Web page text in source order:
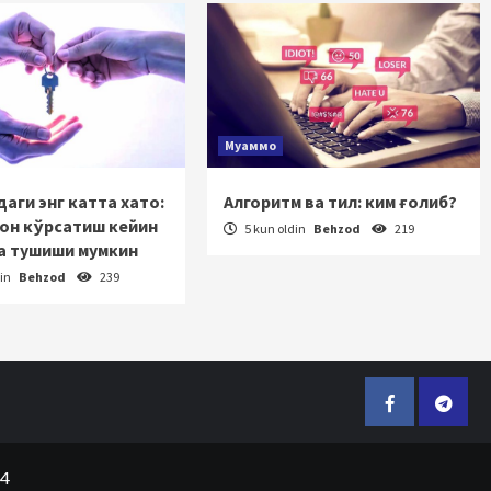
энг катта хато:
кўрсатиш кейин
тушиши мумкин
Behzod 239
Муаммо
Алгоритм ва тил: ким ғолиб?
5 kun oldin Behzod 219
Facebook